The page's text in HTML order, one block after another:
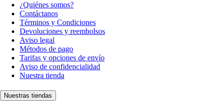
¿Quiénes somos?
Contáctanos
Términos y Condiciones
Devoluciones y reembolsos
Aviso legal
Métodos de pago
Tarifas y opciones de envío
Aviso de confidencialidad
Nuestra tienda
Nuestras tiendas